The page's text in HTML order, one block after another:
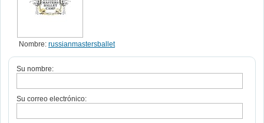
Nombre: russianmastersballet
Su nombre:
Su correo electrónico: